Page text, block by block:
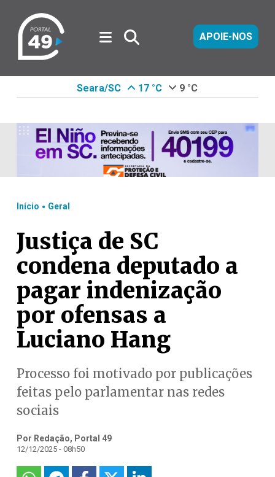
APOIE-NOS
Seara/SC 17 °C 9 °C
Início . Geral
Justiça de SC
condena deputado a
pagar indenização
por ofensas a
Luciano Hang
Processo foi motivado por publicações
feitas pelo parlamentar nas redes
sociais
Por Redação, Portal 49
12/12/2025 - 08h50